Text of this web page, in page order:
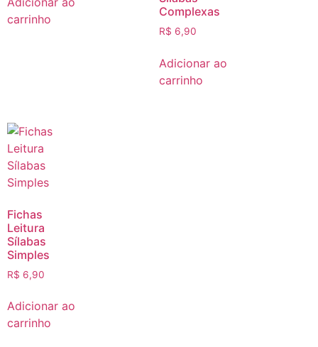
carrinho
Complexas
R$ 6,90
Adicionar ao
carrinho
Fichas
Leitura
Sílabas
Simples
R$ 6,90
Adicionar ao
carrinho